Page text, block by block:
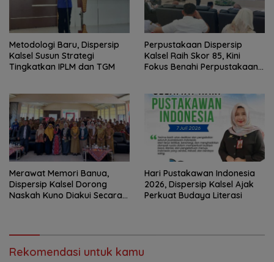
Metodologi Baru, Dispersip
Kalsel Susun Strategi
Tingkatkan IPLM dan TGM
Perpustakaan Dispersip
Kalsel Raih Skor 85, Kini
Fokus Benahi Perpustakaan
Merawat Memori Banua,
Dispersip Kalsel Dorong
Naskah Kuno Diakui Secara
Hari Pustakawan Indonesia
2026, Dispersip Kalsel Ajak
Perkuat Budaya Literasi
Rekomendasi untuk kamu